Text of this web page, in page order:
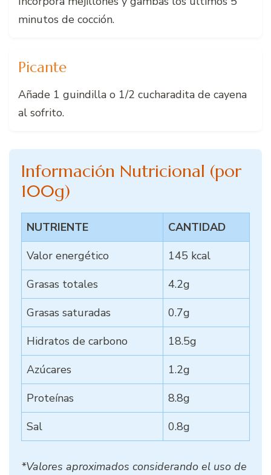
minutos de cocción.
Picante
Añade 1 guindilla o 1/2 cucharadita de cayena
al sofrito.
Información Nutricional (por
100g)
NUTRIENTE
CANTIDAD
Valor energético
145 kcal
Grasas totales
4.2g
Grasas saturadas
0.7g
Hidratos de carbono
18.5g
Azúcares
1.2g
Proteínas
8.8g
Sal
0.8g
*Valores aproximados considerando el uso de